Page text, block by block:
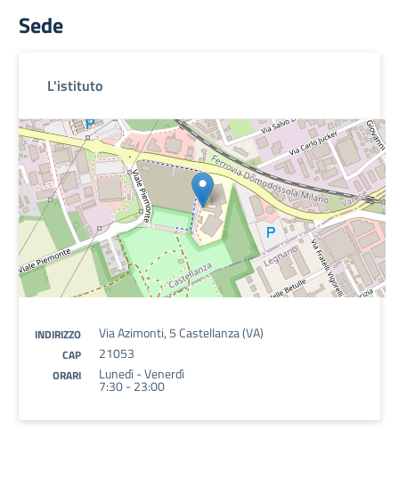
Sede
L'istituto
INDIRIZZO Via Azimonti, 5 Castellanza (VA)
CAP 21053
ORARI Lunedì - Venerdì
7:30 - 23:00